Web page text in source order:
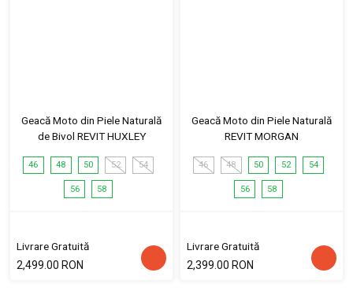
Geacă Moto din Piele Naturală
de Bivol REVIT HUXLEY
46 48 50 52 54
56 58
Livrare Gratuită
2,499.00 RON
Geacă Moto din Piele Naturală
REVIT MORGAN
46 48 50 52 54
56 58
Livrare Gratuită
2,399.00 RON